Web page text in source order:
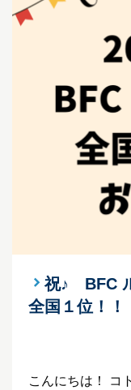
祝♪ BFC
全国１位！！
こんにちは！ コ